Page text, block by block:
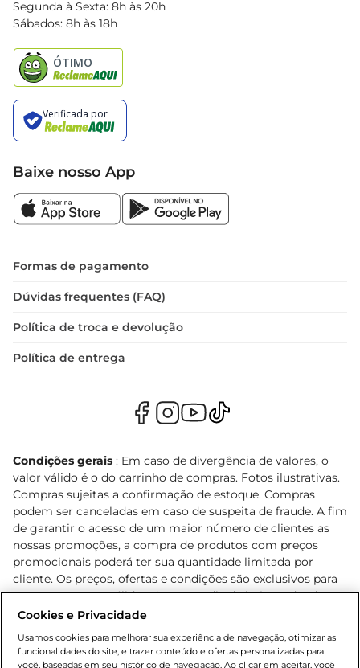
Black Friday
Segunda à Sexta: 8h às 20h
Sábados: 8h às 18h
Baixe nosso App
Formas de pagamento
Dúvidas frequentes (FAQ)
Política de troca e devolução
Política de entrega
Condições gerais : Em caso de divergência de valores, o
valor válido é o do carrinho de compras. Fotos ilustrativas.
Compras sujeitas a confirmação de estoque. Compras
podem ser canceladas em caso de suspeita de fraude. A fim
de garantir o acesso de um maior número de clientes as
nossas promoções, a compra de produtos com preços
promocionais poderá ter sua quantidade limitada por
cliente. Os preços, ofertas e condições são exclusivos para
o e-commerce e válidos durante o dia de hoje, podendo
sofrer alterações sem prévia notificação. Proibida a venda
Lei n.º 8069/90, art. 81, inciso II (Estatuto da Criança e do
Adolescente). Preços e condições exclusivos para o
Cookies e Privacidade
Usamos cookies para melhorar sua experiência de navegação, otimizar as
funcionalidades do site, e trazer conteúdo e ofertas personalizadas para
você, baseadas em seu histórico de navegação. Ao clicar em aceitar, você